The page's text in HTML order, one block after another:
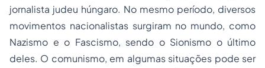
jornalista judeu húngaro. No mesmo período, diversos
movimentos nacionalistas surgiram no mundo, como
Nazismo e o Fascismo, sendo o Sionismo o último
deles. O comunismo, em algumas situações pode ser